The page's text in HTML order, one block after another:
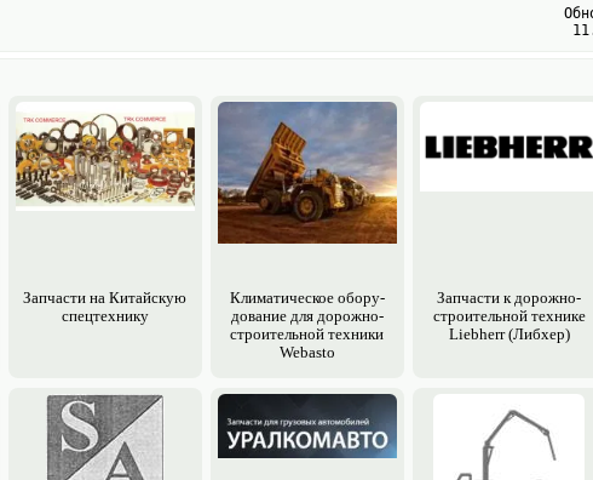
Запчасти на Китайскую
спецтехнику
Климатическое обору­
дование для дорожно-
строительной техники
Webasto
Запчасти к дорожно-
строительной технике
Liebherr (Либхер)